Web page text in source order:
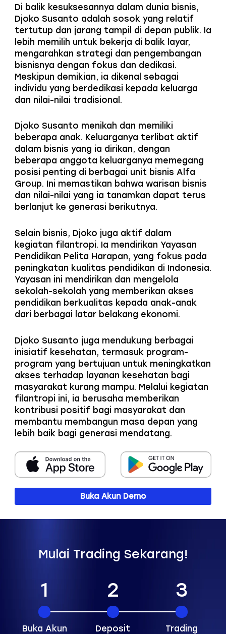
Di balik kesuksesannya dalam dunia bisnis,
Djoko Susanto adalah sosok yang relatif
tertutup dan jarang tampil di depan publik. Ia
lebih memilih untuk bekerja di balik layar,
mengarahkan strategi dan pengembangan
bisnisnya dengan fokus dan dedikasi.
Meskipun demikian, ia dikenal sebagai
individu yang berdedikasi kepada keluarga
dan nilai-nilai tradisional.
Djoko Susanto menikah dan memiliki
beberapa anak. Keluarganya terlibat aktif
dalam bisnis yang ia dirikan, dengan
beberapa anggota keluarganya memegang
posisi penting di berbagai unit bisnis Alfa
Group. Ini memastikan bahwa warisan bisnis
dan nilai-nilai yang ia tanamkan dapat terus
berlanjut ke generasi berikutnya.
Selain bisnis, Djoko juga aktif dalam
kegiatan filantropi. Ia mendirikan Yayasan
Pendidikan Pelita Harapan, yang fokus pada
peningkatan kualitas pendidikan di Indonesia.
Yayasan ini mendirikan dan mengelola
sekolah-sekolah yang memberikan akses
pendidikan berkualitas kepada anak-anak
dari berbagai latar belakang ekonomi.
Djoko Susanto juga mendukung berbagai
inisiatif kesehatan, termasuk program-
program yang bertujuan untuk meningkatkan
akses terhadap layanan kesehatan bagi
masyarakat kurang mampu. Melalui kegiatan
filantropi ini, ia berusaha memberikan
kontribusi positif bagi masyarakat dan
membantu membangun masa depan yang
lebih baik bagi generasi mendatang.
Buka Akun Demo
Mulai Trading Sekarang!
1
Buka Akun
2
Deposit
3
Trading